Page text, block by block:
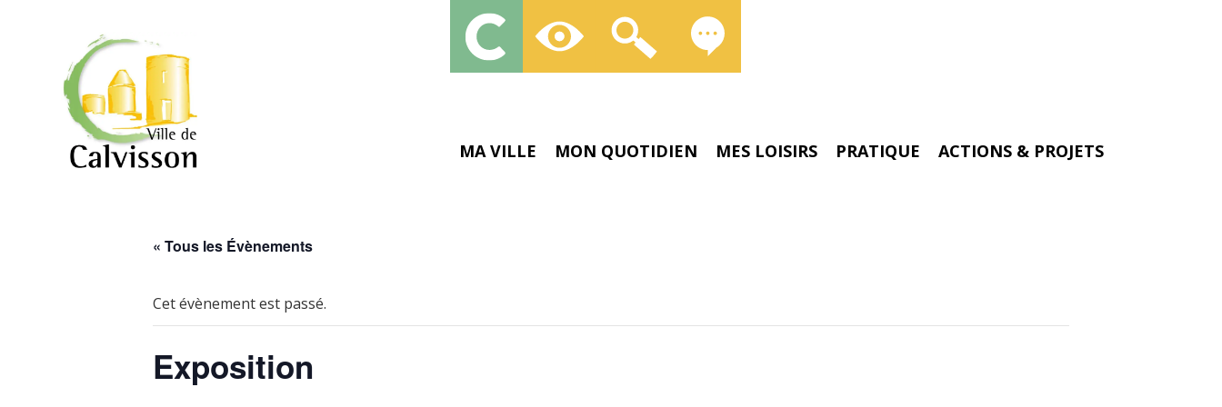
MA VILLE MON QUOTIDIEN MES LOISIRS PRATIQUE ACTIONS & PROJETS
« Tous les Évènements
Cet évènement est passé.
Exposition